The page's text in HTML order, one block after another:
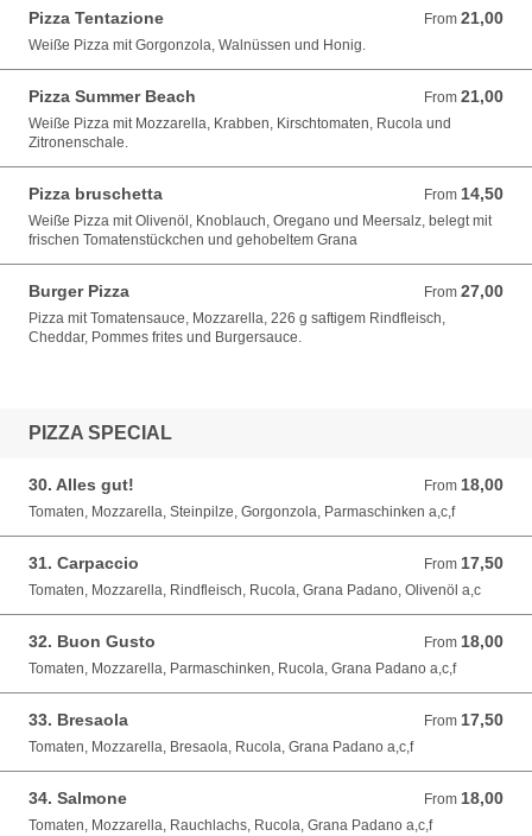
Pizza Tentazione From 21,00
From 21,00 EUR
Weiße Pizza mit Gorgonzola, Walnüssen und Honig.
Pizza Summer Beach From 21,00
From 21,00 EUR
Weiße Pizza mit Mozzarella, Krabben, Kirschtomaten, Rucola und
Zitronenschale.
Pizza bruschetta From 14,50
From 14,50 EUR
Weiße Pizza mit Olivenöl, Knoblauch, Oregano und Meersalz, belegt mit
frischen Tomatenstückchen und gehobeltem Grana
Burger Pizza From 27,00
From 27,00 EUR
Pizza mit Tomatensauce, Mozzarella, 226 g saftigem Rindfleisch,
Cheddar, Pommes frites und Burgersauce.
PIZZA SPECIAL
30. Alles gut! From 18,00
From 18,00 EUR
Tomaten, Mozzarella, Steinpilze, Gorgonzola, Parmaschinken a,c,f
31. Carpaccio From 17,50
From 17,50 EUR
Tomaten, Mozzarella, Rindfleisch, Rucola, Grana Padano, Olivenöl a,c
32. Buon Gusto From 18,00
From 18,00 EUR
Tomaten, Mozzarella, Parmaschinken, Rucola, Grana Padano a,c,f
33. Bresaola From 17,50
From 17,50 EUR
Tomaten, Mozzarella, Bresaola, Rucola, Grana Padano a,c,f
34. Salmone From 18,00
From 18,00 EUR
Tomaten, Mozzarella, Rauchlachs, Rucola, Grana Padano a,c,f